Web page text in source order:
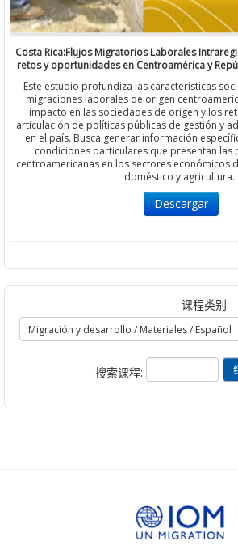
Costa Rica:Flujos Migratorios Laborales
retos y oportunidades en Centroamérica y
Este estudio profundiza las características
migraciones laborales de origen
impacto en las sociedades de origen y los
articulación de políticas públicas de gestión y
en el país. Busca generar información
condiciones particulares que presentan las
centroamericanas en los sectores económicos
doméstico y agricultura.
Descargar
课程类别:
搜索课程: